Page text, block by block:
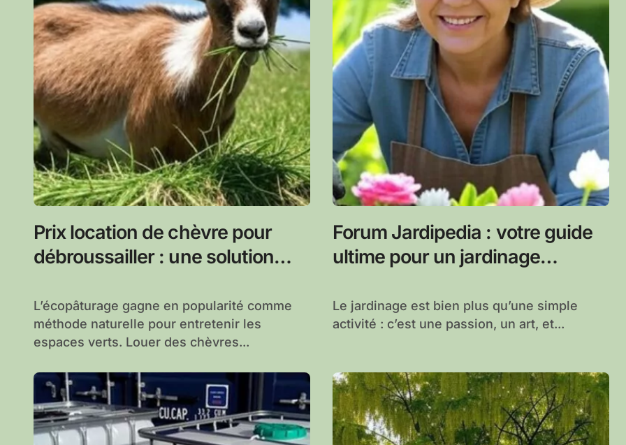
Prix location de chèvre pour
débroussailler : une solution
L’écopâturage gagne en popularité comme
méthode naturelle pour entretenir les
espaces verts. Louer des chèvres...
Forum Jardipedia : votre guide
ultime pour un jardinage
Le jardinage est bien plus qu’une simple
activité : c’est une passion, un art, et...